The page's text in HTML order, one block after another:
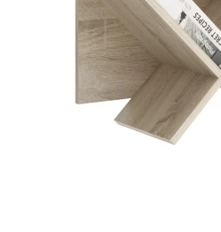
Detská izba
Predsieň, šatník a chodba
Kuchyňa
Kúpeľňa
BYTOVÝ TEXTIL
Prikrývky
Vankúše
Koberce
Závesy a žalúzie